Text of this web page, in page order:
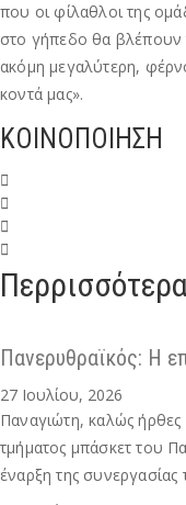
που οι φίλαθλοι της
στο γήπεδο θα βλέπουν
ακόμη μεγαλύτερη,
κοντά μας».
ΚΟΙΝΟΠΟΙΗΣΗ
Πανερυθραϊκός: Η
27 Ιουλίου, 2026
Παναγιώτη, καλώς ήρθες
τμήματος μπάσκετ του
έναρξη της